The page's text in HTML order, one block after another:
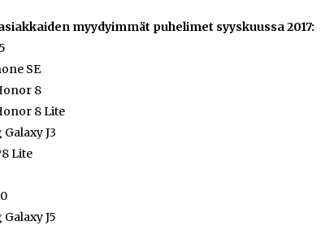
myydyimmät puhelimet syyskuussa 2017:
SE
8
8 Lite
J3
Lite
J5